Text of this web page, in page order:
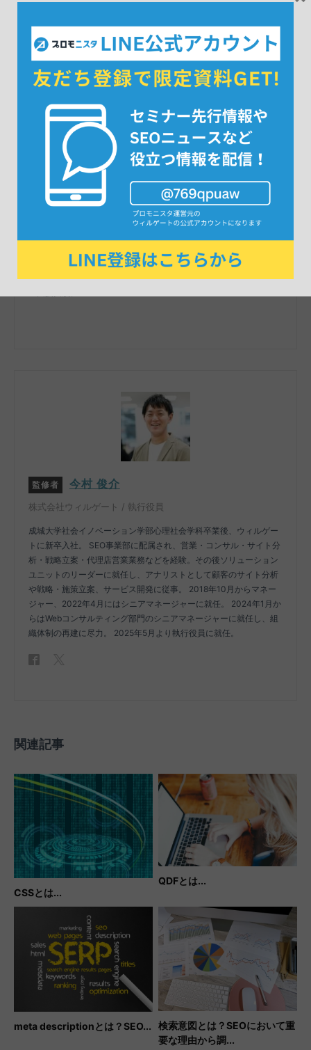
伊藤 航太朗
株式会社ウィルゲート / Webコンサルティンググループ シニ
アコンサルタント
ち上げ。2021年にウィルゲート入社。データベース系サイトのテク
ニカルSEOやUIUX改善、インサイドセールスコンサルティングなど
監修者 今村 俊介
株式会社ウィルゲート / 執行役員
成城大学社会イノベーション学部心理社会学科卒業後、ウィルゲー
トに新卒入社。 SEO事業部に配属され、営業・コンサル・サイト分
析・戦略立案・代理店営業業務などを経験。その後ソリューション
ユニットのリーダーに就任し、アナリストとして顧客のサイト分析
や戦略・施策立案、サービス開発に従事。 2018年10月からマネー
ジャー、2022年4月にはシニアマネージャーに就任。 2024年1月か
らはWebコンサルティング部門のシニアマネージャーに就任し、組
織体制の再建に尽力。 2025年5月より執行役員に就任。
関連記事
CSSとは...
QDFとは...
meta descriptionとは？SEO...
検索意図とは？SEOにおいて重
要な理由から調...